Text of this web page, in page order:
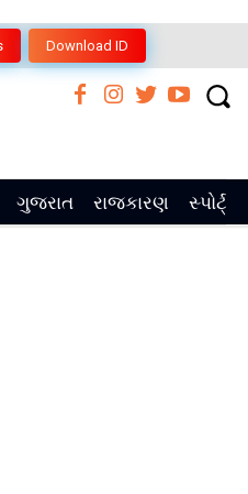
Download ID
ગુજરાત રાજકારણ સ્પોર્ટ્સ